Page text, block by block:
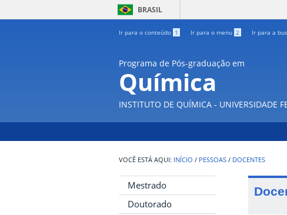
BRASIL
Ir para o conteúdo 1 Ir para o menu 2 Ir para a
Programa de Pós-graduação em
Química
INSTITUTO DE QUÍMICA - UNIVERSIDADE
INÍCIO / PESSOAS / DOCENTES
Mestrado
Doutorado